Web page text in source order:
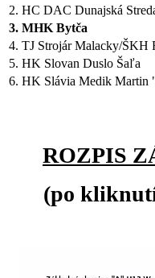
2. HC DAC Dunajská
3. MHK Bytča
4. TJ Strojár Malacky/ŠKH
5. HK Slovan Duslo Šaľa
6. HK Slávia Medik Martin
ROZPIS
(po